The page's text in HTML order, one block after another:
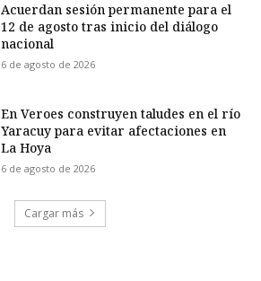
Acuerdan sesión permanente para el
12 de agosto tras inicio del diálogo
nacional
6 de agosto de 2026
En Veroes construyen taludes en el río
Yaracuy para evitar afectaciones en
La Hoya
6 de agosto de 2026
Cargar más